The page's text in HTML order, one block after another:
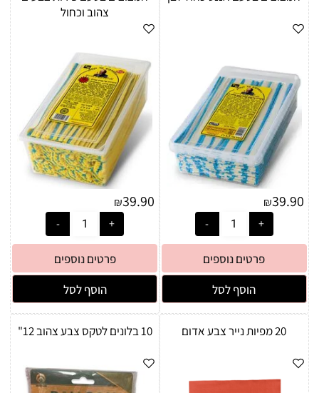
₪39.90
פרטים נוספים
הוסף לסל
צהוב וכחול
₪39.90
פרטים נוספים
הוסף לסל
20 מפיות נייר צבע אדום 10 בלונים לטקס צבע צהוב 12"